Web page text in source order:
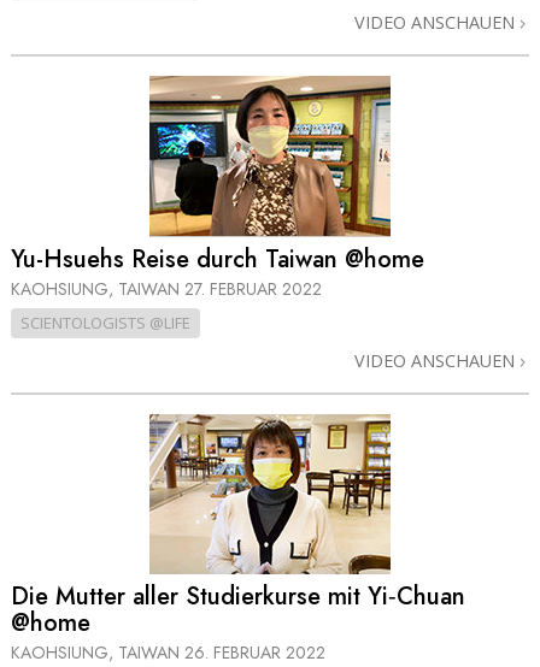
VIDEO ANSCHAUEN
Yu-Hsuehs Reise durch Taiwan @home
KAOHSIUNG, TAIWAN 27. FEBRUAR 2022
SCIENTOLOGISTS @LIFE
VIDEO ANSCHAUEN
Die Mutter aller Studierkurse mit Yi‑Chuan
@home
KAOHSIUNG, TAIWAN 26. FEBRUAR 2022